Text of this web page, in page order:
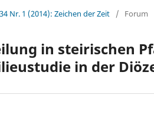
Nr. 1 (2014): Zeichen der Zeit / Forum
in steirischen
in der